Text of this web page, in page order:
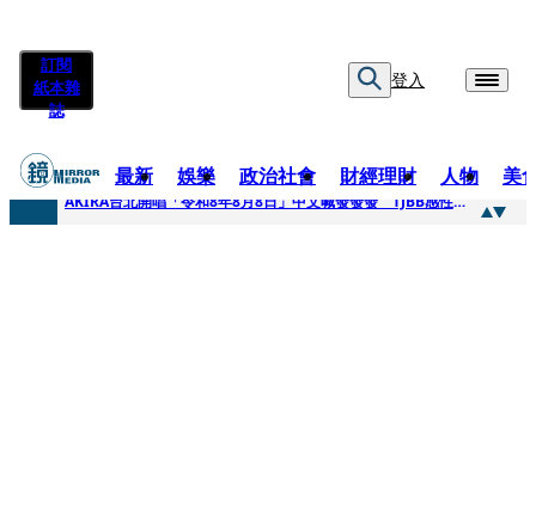
訂閱
紙本雜
誌
登入
最新 娛樂 政治社會 財經理財 人物 美
快訊
AKIRA台北開唱「令和8年8月8日」中文喊發發發 TJBB感性喊「謝謝AKIRA桑」